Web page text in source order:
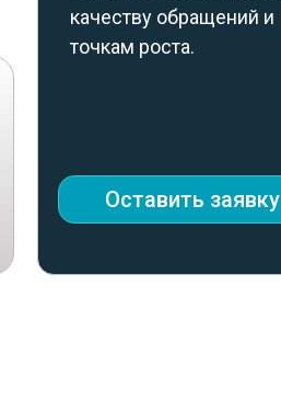
качеству обращений и
точкам роста.
Оставить заявку